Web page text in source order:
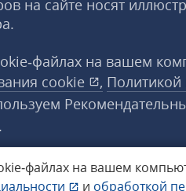
на вашем
и обработкой
на сайте носят
на вашем
cookie ,
.